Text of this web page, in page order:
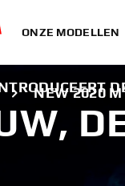
ONZE MODELLEN
NEW 2020